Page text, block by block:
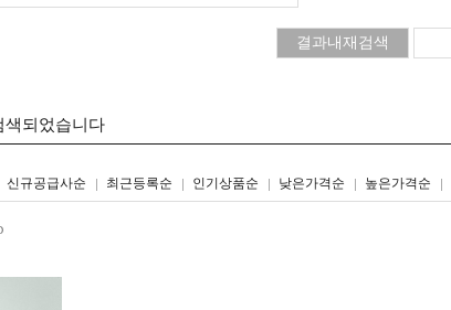
색되었습니다
신규공급사순 최근등록순 인기상품순 낮은가격순 높은가격순
리스트형갤러리형